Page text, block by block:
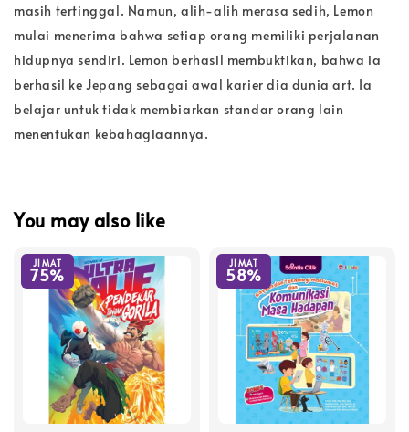
masih tertinggal. Namun, alih-alih merasa sedih, Lemon
mulai menerima bahwa setiap orang memiliki perjalanan
hidupnya sendiri. Lemon berhasil membuktikan, bahwa ia
berhasil ke Jepang sebagai awal karier dia dunia art. Ia
belajar untuk tidak membiarkan standar orang lain
menentukan kebahagiaannya.
You may also like
JIMAT
75%
JIMAT
58%